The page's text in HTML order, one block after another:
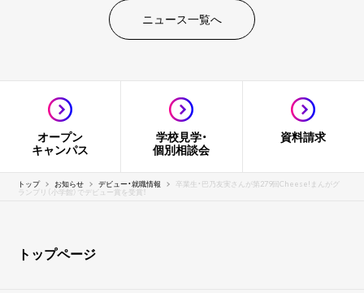
ニュース一覧へ
オープン
キャンパス
学校見学・
個別相談会
資料請求
トップ お知らせ デビュー・就職情報 卒業生・巴乃友実さんが第279回Cheese!まんがグ
ランプリ（小学館）でデビュー賞を受賞！
トップページ